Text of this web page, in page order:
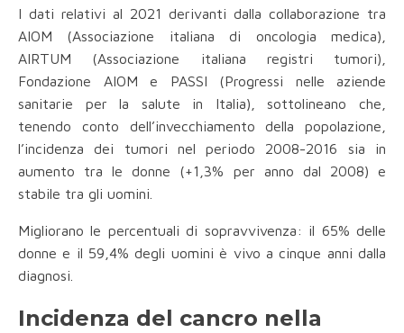
I dati relativi al 2021 derivanti dalla collaborazione tra
AIOM (Associazione italiana di oncologia medica),
AIRTUM (Associazione italiana registri tumori),
Fondazione AIOM e PASSI (Progressi nelle aziende
sanitarie per la salute in Italia), sottolineano che,
tenendo conto dell’invecchiamento della popolazione,
l’incidenza dei tumori nel periodo 2008-2016 sia in
aumento tra le donne (+1,3% per anno dal 2008) e
stabile tra gli uomini.
Migliorano le percentuali di sopravvivenza: il 65% delle
donne e il 59,4% degli uomini è vivo a cinque anni dalla
diagnosi.
Incidenza del cancro nella